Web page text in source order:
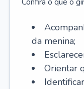
da menina;
Orientar